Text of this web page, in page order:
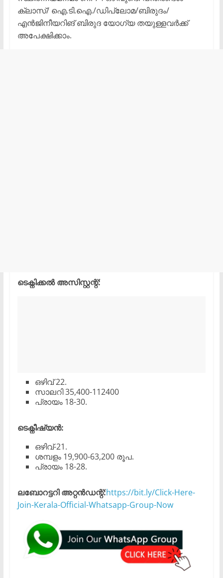
ക്ലാസ്/ ഐ.ടി.ഐ./ഡിപ്ലോമ/ബിരുദം/
എൻജിനീയറിങ് ബിരുദ യോഗ്യ തയുള്ളവർക്ക്
അപേക്ഷിക്കാം.
ടെക്നിക്കൽ അസിസ്റ്റന്റ്:
ഒഴിവ് 22.
സാലറി 35,400-112400
പ്രായം 18-30.
ടെക്നീഷ്യൻ:
ഒഴിവ്-21.
ശമ്പളം 19,900-63,200 രൂപ.
പ്രായം 18-28.
ലബോറട്ടറി അറ്റൻഡന്റ്:https://bit.ly/Click-Here-
Join-Kerala-Official-Whatsapp-Group-Now